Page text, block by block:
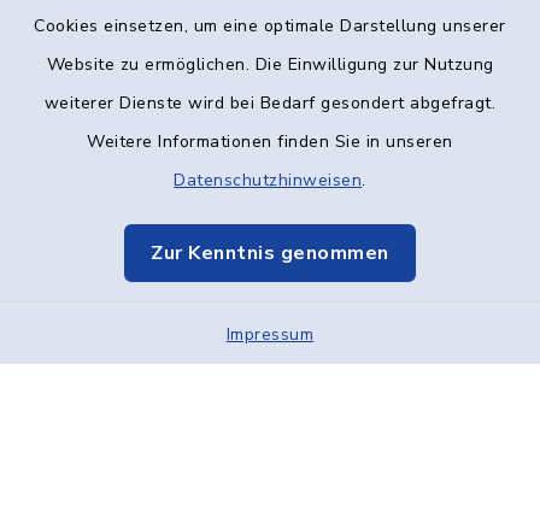
Cookies einsetzen, um eine optimale Darstellung unserer
Website zu ermöglichen. Die Einwilligung zur Nutzung
weiterer Dienste wird bei Bedarf gesondert abgefragt.
Weitere Informationen finden Sie in unseren
Datenschutzhinweisen.
Zur Kenntnis genommen
Impressum
Kontakt
Datenschutz
Elektronische Kommunikation
Sitemap